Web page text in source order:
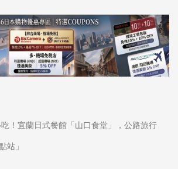
！宜蘭日式餐館「山口食堂」，公路旅行
站」